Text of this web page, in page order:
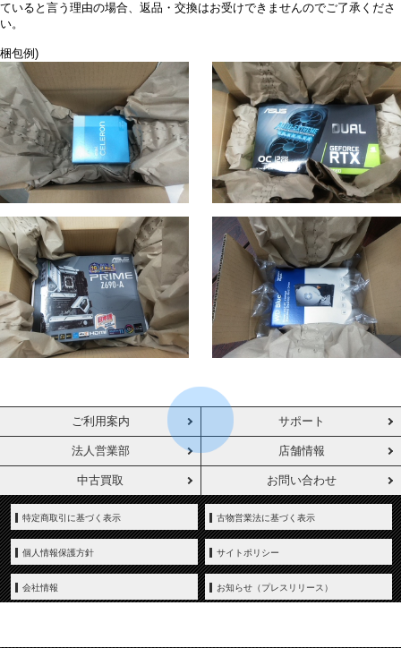
ていると言う理由の場合、返品・交換はお受けできませんのでご了承くださ
い。
梱包例)
ご利用案内 サポート
法人営業部 店舗情報
中古買取 お問い合わせ
特定商取引に基づく表示 古物営業法に基づく表示
個人情報保護方針 サイトポリシー
会社情報 お知らせ（プレスリリース）